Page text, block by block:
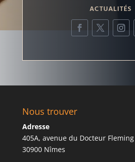
ACTUALITÉS
Nous trouver
Adresse
405A, avenue du Docteur Fleming
30900 Nîmes